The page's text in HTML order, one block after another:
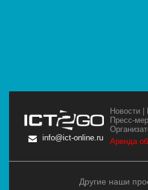
info@ict-online.ru
Новости
Пресс-
Аренда
Другие наши